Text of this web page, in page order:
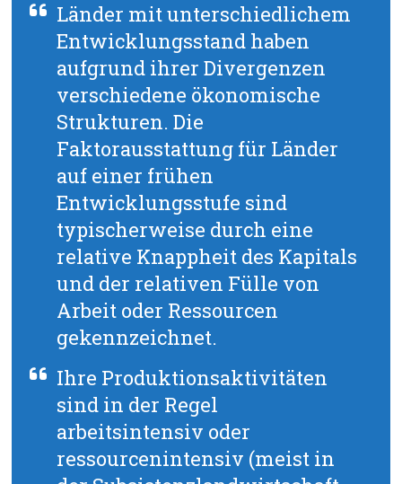
Länder mit unterschiedlichem
Entwicklungsstand haben
aufgrund ihrer Divergenzen
verschiedene ökonomische
Strukturen. Die
Faktorausstattung für Länder
auf einer frühen
Entwicklungsstufe sind
typischerweise durch eine
relative Knappheit des Kapitals
und der relativen Fülle von
Arbeit oder Ressourcen
gekennzeichnet.
Ihre Produktionsaktivitäten
sind in der Regel
arbeitsintensiv oder
ressourcenintensiv (meist in